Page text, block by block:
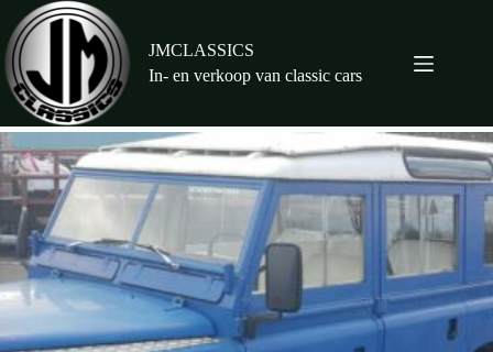
naar
de
inhoud
JMCLASSICS
In- en verkoop van classic cars